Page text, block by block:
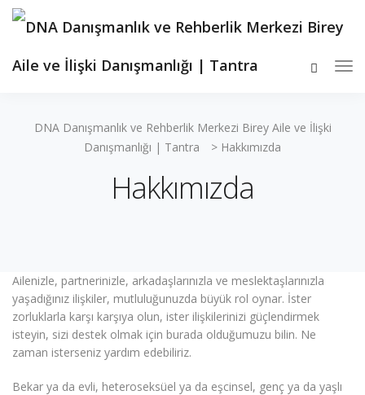
DNA Danışmanlık ve Rehberlik Merkezi Birey Aile ve İlişki
Danışmanlığı | Tantra
> Hakkımızda
Hakkımızda
Ailenizle, partnerinizle, arkadaşlarınızla ve meslektaşlarınızla
yaşadığınız ilişkiler, mutluluğunuzda büyük rol oynar. İster
zorluklarla karşı karşıya olun, ister ilişkilerinizi güçlendirmek
isteyin, sizi destek olmak için burada olduğumuzu bilin. Ne
zaman isterseniz yardım edebiliriz.
Bekar ya da evli, heteroseksüel ya da eşcinsel, genç ya da yaşlı